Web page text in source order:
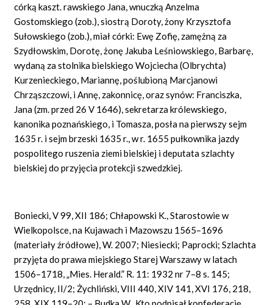
córką kaszt. rawskiego Jana, wnuczką Anzelma
Gostomskiego (zob.), siostrą Doroty, żony Krzysztofa
Sułowskiego (zob.), miał córki: Ewę Zofię, zamężną za
Szydłowskim, Dorotę, żonę Jakuba Leśniowskiego, Barbarę,
wydaną za stolnika bielskiego Wojciecha (Olbrychta)
Kurzenieckiego, Mariannę, poślubioną Marcjanowi
Chrząszczowi, i Annę, zakonnicę, oraz synów: Franciszka,
Jana (zm. przed 26 V 1646), sekretarza królewskiego,
kanonika poznańskiego, i Tomasza, posła na pierwszy sejm
1635 r. i sejm brzeski 1635 r., w r. 1655 pułkownika jazdy
pospolitego ruszenia ziemi bielskiej i deputata szlachty
bielskiej do przyjęcia protekcji szwedzkiej.
Boniecki, V 99, XII 186; Chłapowski K., Starostowie w
Wielkopolsce, na Kujawach i Mazowszu 1565–1696
(materiały źródłowe), W. 2007; Niesiecki; Paprocki; Szlachta
przyjęta do prawa miejskiego Starej Warszawy w latach
1506–1718, „Mies. Herald.” R. 11: 1932 nr 7–8 s. 145;
Urzędnicy, II/2; Żychliński, VIII 440, XIV 141, XVI 176, 218,